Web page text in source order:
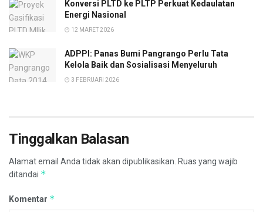
Konversi PLTD ke PLTP Perkuat Kedaulatan
Energi Nasional
12 MARET 2026
ADPPI: Panas Bumi Pangrango Perlu Tata
Kelola Baik dan Sosialisasi Menyeluruh
3 FEBRUARI 2026
Tinggalkan Balasan
Alamat email Anda tidak akan dipublikasikan. Ruas yang wajib
ditandai *
Komentar *